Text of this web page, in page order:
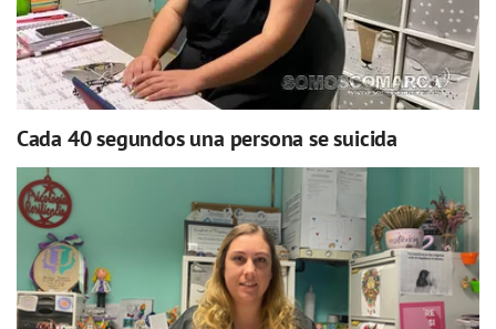
Cada 40 segundos una persona se suicida